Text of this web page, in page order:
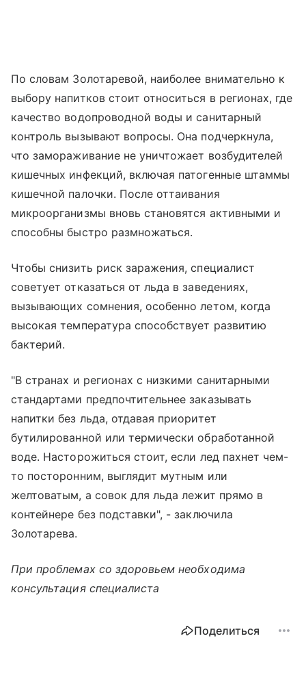
По словам Золотаревой, наиболее внимательно к
выбору напитков стоит относиться в регионах, где
качество водопроводной воды и санитарный
контроль вызывают вопросы. Она подчеркнула,
что замораживание не уничтожает возбудителей
кишечных инфекций, включая патогенные штаммы
кишечной палочки. После оттаивания
микроорганизмы вновь становятся активными и
способны быстро размножаться.
Чтобы снизить риск заражения, специалист
советует отказаться от льда в заведениях,
вызывающих сомнения, особенно летом, когда
высокая температура способствует развитию
бактерий.
"В странах и регионах с низкими санитарными
стандартами предпочтительнее заказывать
напитки без льда, отдавая приоритет
бутилированной или термически обработанной
воде. Насторожиться стоит, если лед пахнет чем-
то посторонним, выглядит мутным или
желтоватым, а совок для льда лежит прямо в
контейнере без подставки", - заключила
Золотарева.
При проблемах со здоровьем необходима
консультация специалиста
Поделиться